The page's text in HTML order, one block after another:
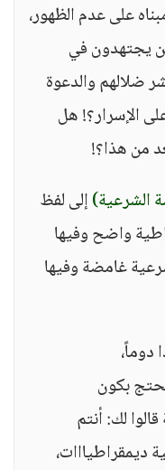
على عدم الظهور،
يجتهدون في
ضلالهم والدعوة
الإسرار؟! هل
من هذا؟!
الشرعية)إلى لفظ
واضح وفيها
غامضة وفيها
دوماً،
بكون
لك: أنتم
ديمقراطيااات،